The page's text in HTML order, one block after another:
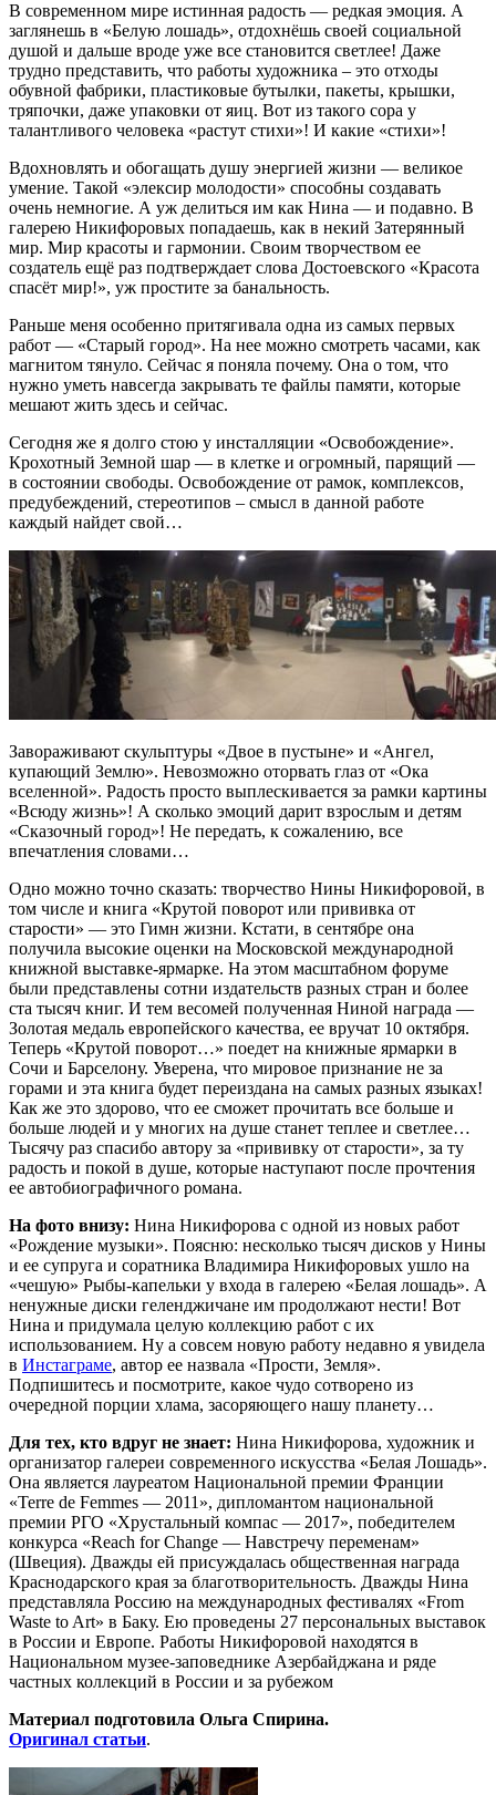
В современном мире истинная радость — редкая эмоция. А
заглянешь в «Белую лошадь», отдохнёшь своей социальной
душой и дальше вроде уже все становится светлее! Даже
трудно представить, что работы художника – это отходы
обувной фабрики, пластиковые бутылки, пакеты, крышки,
тряпочки, даже упаковки от яиц. Вот из такого сора у
талантливого человека «растут стихи»! И какие «стихи»!
Вдохновлять и обогащать душу энергией жизни — великое
умение. Такой «элексир молодости» способны создавать
очень немногие. А уж делиться им как Нина — и подавно. В
галерею Никифоровых попадаешь, как в некий Затерянный
мир. Мир красоты и гармонии. Своим творчеством ее
создатель ещё раз подтверждает слова Достоевского «Красота
спасёт мир!», уж простите за банальность.
Раньше меня особенно притягивала одна из самых первых
работ — «Старый город». На нее можно смотреть часами, как
магнитом тянуло. Сейчас я поняла почему. Она о том, что
нужно уметь навсегда закрывать те файлы памяти, которые
мешают жить здесь и сейчас.
Сегодня же я долго стою у инсталляции «Освобождение».
Крохотный Земной шар — в клетке и огромный, парящий —
в состоянии свободы. Освобождение от рамок, комплексов,
предубеждений, стереотипов – смысл в данной работе
каждый найдет свой…
Завораживают скульптуры «Двое в пустыне» и «Ангел,
купающий Землю». Невозможно оторвать глаз от «Ока
вселенной». Радость просто выплескивается за рамки картины
«Всюду жизнь»! А сколько эмоций дарит взрослым и детям
«Сказочный город»! Не передать, к сожалению, все
впечатления словами…
Одно можно точно сказать: творчество Нины Никифоровой, в
том числе и книга «Крутой поворот или прививка от
старости» — это Гимн жизни. Кстати, в сентябре она
получила высокие оценки на Московской международной
книжной выставке-ярмарке. На этом масштабном форуме
были представлены сотни издательств разных стран и более
ста тысяч книг. И тем весомей полученная Ниной награда —
Золотая медаль европейского качества, ее вручат 10 октября.
Теперь «Крутой поворот…» поедет на книжные ярмарки в
Сочи и Барселону. Уверена, что мировое признание не за
горами и эта книга будет переиздана на самых разных языках!
Как же это здорово, что ее сможет прочитать все больше и
больше людей и у многих на душе станет теплее и светлее…
Тысячу раз спасибо автору за «прививку от старости», за ту
радость и покой в душе, которые наступают после прочтения
ее автобиографичного романа.
На фото внизу: Нина Никифорова с одной из новых работ
«Рождение музыки». Поясню: несколько тысяч дисков у Нины
и ее супруга и соратника Владимира Никифоровых ушло на
«чешую» Рыбы-капельки у входа в галерею «Белая лошадь». А
ненужные диски геленджичане им продолжают нести! Вот
Нина и придумала целую коллекцию работ с их
использованием. Ну а совсем новую работу недавно я увидела
в Инстаграме, автор ее назвала «Прости, Земля».
Подпишитесь и посмотрите, какое чудо сотворено из
очередной порции хлама, засоряющего нашу планету…
Для тех, кто вдруг не знает: Нина Никифорова, художник и
организатор галереи современного искусства «Белая Лошадь».
Она является лауреатом Национальной премии Франции
«Terre de Femmes — 2011», дипломантом национальной
премии РГО «Хрустальный компас — 2017», победителем
конкурса «Reach for Change — Навстречу переменам»
(Швеция). Дважды ей присуждалась общественная награда
Краснодарского края за благотворительность. Дважды Нина
представляла Россию на международных фестивалях «From
Waste to Art» в Баку. Ею проведены 27 персональных выставок
в России и Европе. Работы Никифоровой находятся в
Национальном музее-заповеднике Азербайджана и ряде
частных коллекций в России и за рубежом
Материал подготовила Ольга Спирина.
Оригинал статьи.